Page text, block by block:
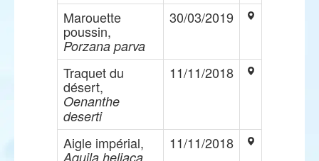
Marouette
poussin,
Porzana parva
30/03/2019
Traquet du
désert,
Oenanthe
deserti
11/11/2018
Aigle impérial,
Aquila heliaca
11/11/2018